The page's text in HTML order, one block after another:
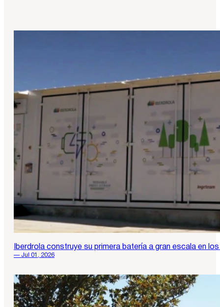
Iberdrola construye su primera batería a gran escala en
— Jul 01, 2026